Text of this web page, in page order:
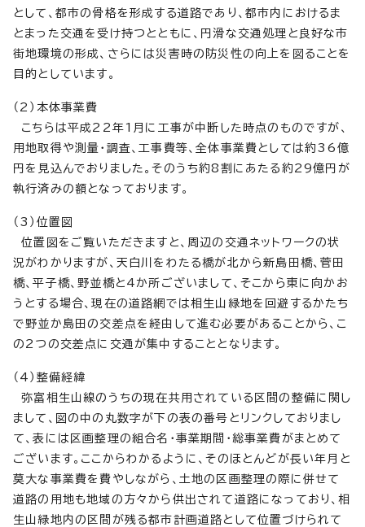
として、都市の骨格を形成する道路であり、都市内におけるま
とまった交通を受け持つとともに、円滑な交通処理と良好な市
街地環境の形成、さらには災害時の防災性の向上を図ることを
目的としています。
（2）本体事業費
こちらは平成22年1月に工事が中断した時点のものですが、
用地取得や測量・調査、工事費等、全体事業費としては約36億
円を見込んでおりました。そのうち約8割にあたる約29億円が
執行済みの額となっております。
（3）位置図
位置図をご覧いただきますと、周辺の交通ネットワークの状
況がわかりますが、天白川をわたる橋が北から新島田橋、菅田
橋、平子橋、野並橋と4か所ございまして、そこから東に向かお
うとする場合、現在の道路網では相生山緑地を回避するかたち
で野並か島田の交差点を経由して進む必要があることから、こ
の2つの交差点に交通が集中することとなります。
（4）整備経緯
弥富相生山線のうちの現在共用されている区間の整備に関し
まして、図の中の丸数字が下の表の番号とリンクしておりまし
て、表には区画整理の組合名・事業期間・総事業費がまとめて
ございます。ここからわかるように、そのほとんどが長い年月と
莫大な事業費を費やしながら、土地の区画整理の際に併せて
道路の用地も地域の方々から供出されて道路になっており、相
生山緑地内の区間が残る都市計画道路として位置づけられて